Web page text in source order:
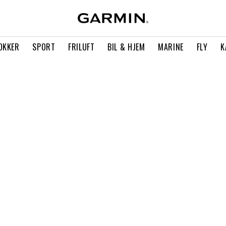
SPORT FRILUFT BIL & HJEM MARINE FLY